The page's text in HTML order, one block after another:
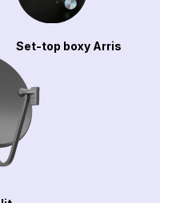
Set-top boxy Arris